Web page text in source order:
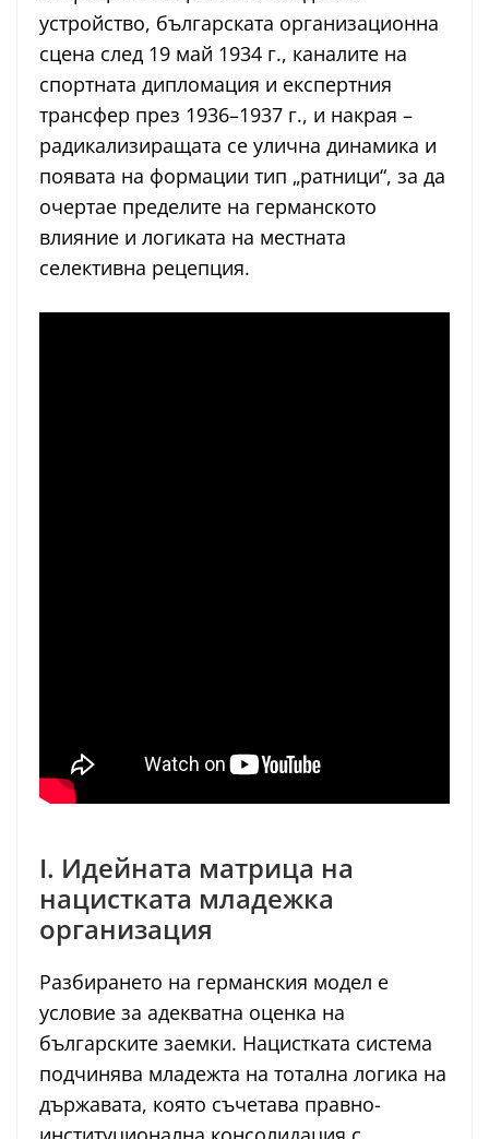
устройство, българската организационна
сцена след 19 май 1934 г., каналите на
спортната дипломация и експертния
трансфер през 1936–1937 г., и накрая –
радикализиращата се улична динамика и
появата на формации тип „ратници“, за да
очертае пределите на германското
влияние и логиката на местната
селективна рецепция.
I. Идейната матрица на
нацистката младежка
организация
Разбирането на германския модел е
условие за адекватна оценка на
българските заемки. Нацистката система
подчинява младежта на тотална логика на
държавата, която съчетава правно-